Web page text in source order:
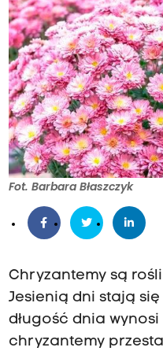
Fot. Barbara Błaszczyk
Chryzantemy są
Jesienią dni stają
długość dnia wynosi
chryzantemy